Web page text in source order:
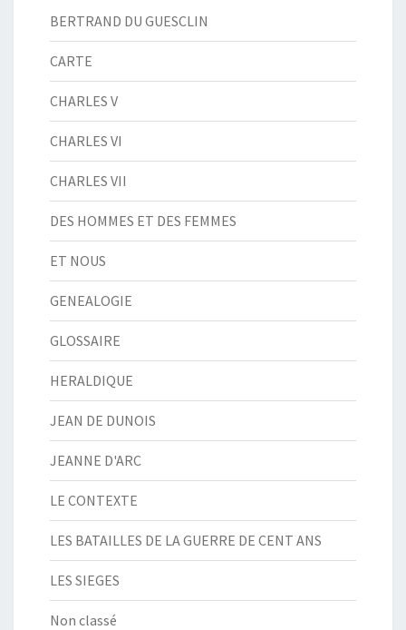
BERTRAND DU GUESCLIN
CARTE
CHARLES V
CHARLES VI
CHARLES VII
DES HOMMES ET DES FEMMES
ET NOUS
GENEALOGIE
GLOSSAIRE
HERALDIQUE
JEAN DE DUNOIS
JEANNE D'ARC
LE CONTEXTE
LES BATAILLES DE LA GUERRE DE CENT ANS
LES SIEGES
Non classé